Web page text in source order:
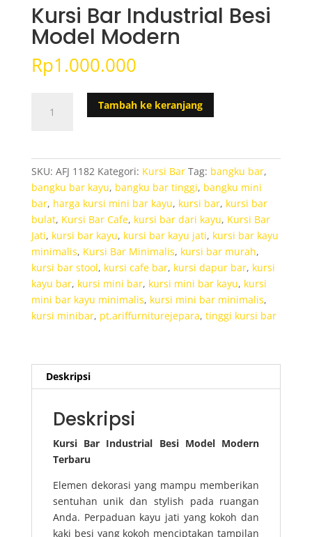
Kursi Bar Industrial Besi
Model Modern
Rp1.000.000
Kursi
Modern
Tambah ke keranjang
SKU: AFJ 1182 Kategori: Kursi Bar Tag: bangku bar,
bangku bar kayu, bangku bar tinggi, bangku mini
bar, harga kursi mini bar kayu, kursi bar, kursi bar
bulat, Kursi Bar Cafe, kursi bar dari kayu, Kursi Bar
Jati, kursi bar kayu, kursi bar kayu jati, kursi bar kayu
minimalis, Kursi Bar Minimalis, kursi bar murah,
kursi bar stool, kursi cafe bar, kursi dapur bar, kursi
kayu bar, kursi mini bar, kursi mini bar kayu, kursi
mini bar kayu minimalis, kursi mini bar minimalis,
kursi minibar, pt.ariffurniturejepara, tinggi kursi bar
Deskripsi
Deskripsi
Kursi Bar Industrial Besi Model Modern
Terbaru
Elemen dekorasi yang mampu memberikan
sentuhan unik dan stylish pada ruangan
Anda. Perpaduan kayu jati yang kokoh dan
kaki besi yang kokoh menciptakan tampilan